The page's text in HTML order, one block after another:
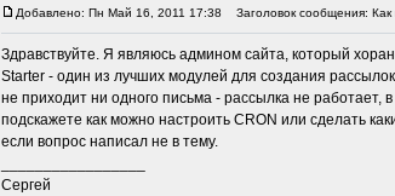
Добавлено: Пн Май 16, 2011 17:38 Заголовок сообщения: Как
Здравствуйте. Я являюсь админом сайта, который
Starter - один из лучших модулей для создания
не приходит ни одного письма - рассылка не работает,
подскажете как можно настроить CRON или сделать
если вопрос написал не в тему.
Сергей